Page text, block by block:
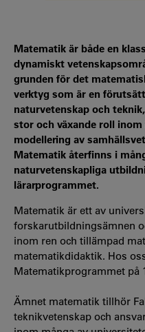
Matematik är både en
dynamiskt
grunden för det
verktyg som är en
naturvetenskap och
stor och växande roll
modellering av
Matematik återfinns i
naturvetenskapliga
lärarprogrammet.
Matematik är ett av
forskarutbildningsämnen
inom ren och tillämpad
matematikdidaktik. Hos
Matematikprogrammet på
Ämnet matematik tillhör
teknikvetenskap och